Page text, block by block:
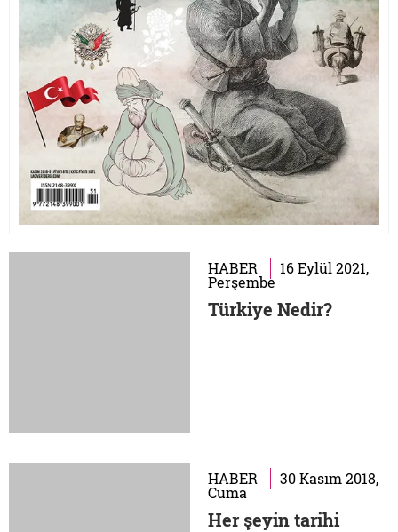
HABER 16 Eylül 2021,
Perşembe
Türkiye Nedir?
HABER 30 Kasım 2018,
Cuma
Her şeyin tarihi